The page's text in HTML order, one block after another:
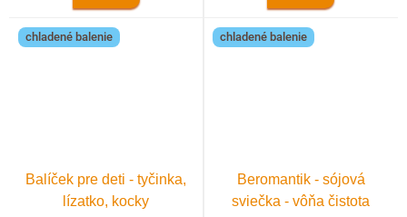
chladené balenie
Balíček pre deti - tyčinka,
lízatko, kocky
chladené balenie
Beromantik - sójová
sviečka - vôňa čistota